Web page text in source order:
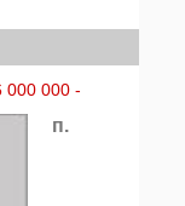
000 000 -
п.